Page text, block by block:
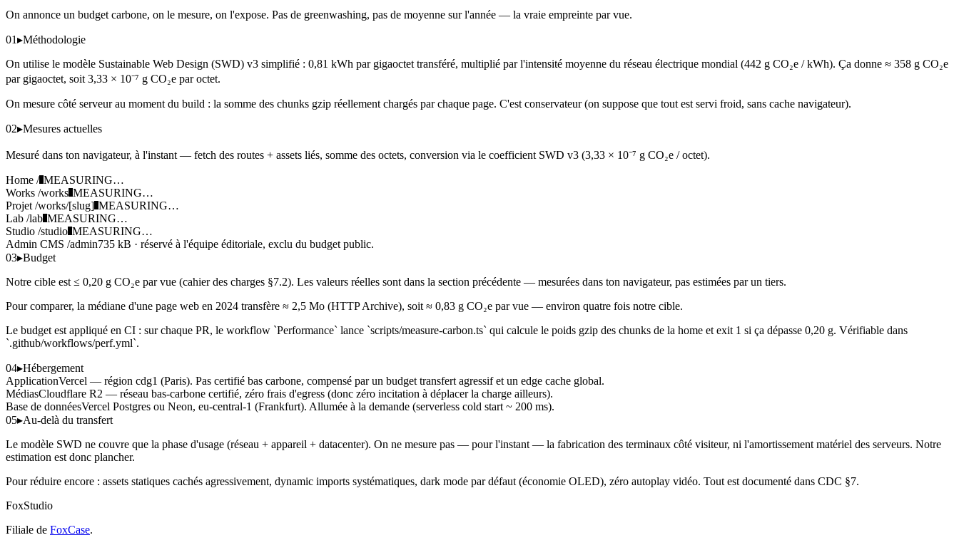
On annonce un budget carbone, on le mesure, on l'expose. Pas de greenwashing, pas de moyenne sur l'année — la vraie empreinte par vue.
01▸Méthodologie
On utilise le modèle Sustainable Web Design (SWD) v3 simplifié : 0,81 kWh par gigaoctet transféré, multiplié par l'intensité moyenne du réseau électrique mondial (442 g CO₂e / kWh). Ça donne ≈ 358 g CO₂e
par gigaoctet, soit 3,33 × 10⁻⁷ g CO₂e par octet.
On mesure côté serveur au moment du build : la somme des chunks gzip réellement chargés par chaque page. C'est conservateur (on suppose que tout est servi froid, sans cache navigateur).
02▸Mesures actuelles
Mesuré dans ton navigateur, à l'instant — fetch des routes + assets liés, somme des octets, conversion via le coefficient SWD v3 (3,33 × 10⁻⁷ g CO₂e / octet).
Home / MEASURING…
Works /works MEASURING…
Projet /works/[slug] MEASURING…
Lab /lab MEASURING…
Studio /studio MEASURING…
Admin CMS /admin735 kB · réservé à l'équipe éditoriale, exclu du budget public.
03▸Budget
Notre cible est ≤ 0,20 g CO₂e par vue (cahier des charges §7.2). Les valeurs réelles sont dans la section précédente — mesurées dans ton navigateur, pas estimées par un tiers.
Pour comparer, la médiane d'une page web en 2024 transfère ≈ 2,5 Mo (HTTP Archive), soit ≈ 0,83 g CO₂e par vue — environ quatre fois notre cible.
Le budget est appliqué en CI : sur chaque PR, le workflow `Performance` lance `scripts/measure-carbon.ts` qui calcule le poids gzip des chunks de la home et exit 1 si ça dépasse 0,20 g. Vérifiable dans
`.github/workflows/perf.yml`.
04▸Hébergement
ApplicationVercel — région cdg1 (Paris). Pas certifié bas carbone, compensé par un budget transfert agressif et un edge cache global.
MédiasCloudflare R2 — réseau bas-carbone certifié, zéro frais d'egress (donc zéro incitation à déplacer la charge ailleurs).
Base de donnéesVercel Postgres ou Neon, eu-central-1 (Frankfurt). Allumée à la demande (serverless cold start ~ 200 ms).
05▸Au-delà du transfert
Le modèle SWD ne couvre que la phase d'usage (réseau + appareil + datacenter). On ne mesure pas — pour l'instant — la fabrication des terminaux côté visiteur, ni l'amortissement matériel des serveurs. Notre
estimation est donc plancher.
Pour réduire encore : assets statiques cachés agressivement, dynamic imports systématiques, dark mode par défaut (économie OLED), zéro autoplay vidéo. Tout est documenté dans CDC §7.
FoxStudio
Filiale de FoxCase.